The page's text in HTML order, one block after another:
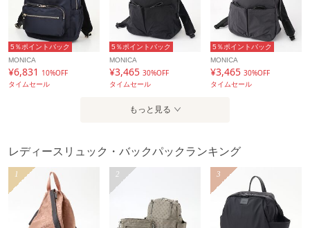
カテゴリ バッグ リュック・バックパック
素材
100%ナイロン
付属 合皮
製造国 詳細は下記よりお問い合わせください
5％ポイントバック
MONICA
¥6,831 10%OFF
タイムセール
5％ポイントバック
MONICA
¥3,465 30%OFF
タイムセール
5％ポイントバック
MONICA
¥3,465 30%OFF
タイムセール
もっと見る
レディースリュック・バックパックランキング
1 2 3